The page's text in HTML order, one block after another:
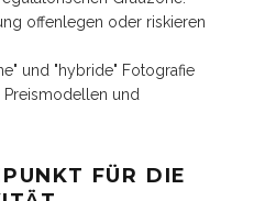
offenlegen oder riskieren
und "hybride" Fotografie
und
FÜR DIE